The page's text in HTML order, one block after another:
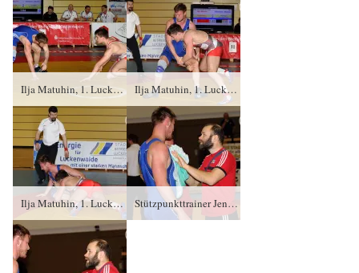
Ilja Matuhin, 1. Luckenwalder SC gegen Sebastian Wendel (blaues Trikot), RSV Rotation Greiz PS/3:1/8:1 Ilja Matuhin, 1. Luckenwalder SC gegen Sebastian Wendel (blaues Trikot), RSV Rotation Greiz PS/3:1/8:1
Ilja Matuhin, 1. Luckenwalder SC gegen Sebastian Wendel (blaues Trikot), RSV Rotation Greiz PS/3:1/8:1 Stützpunkttrainer Jena, Kay Taubert und Sebastian Wendel